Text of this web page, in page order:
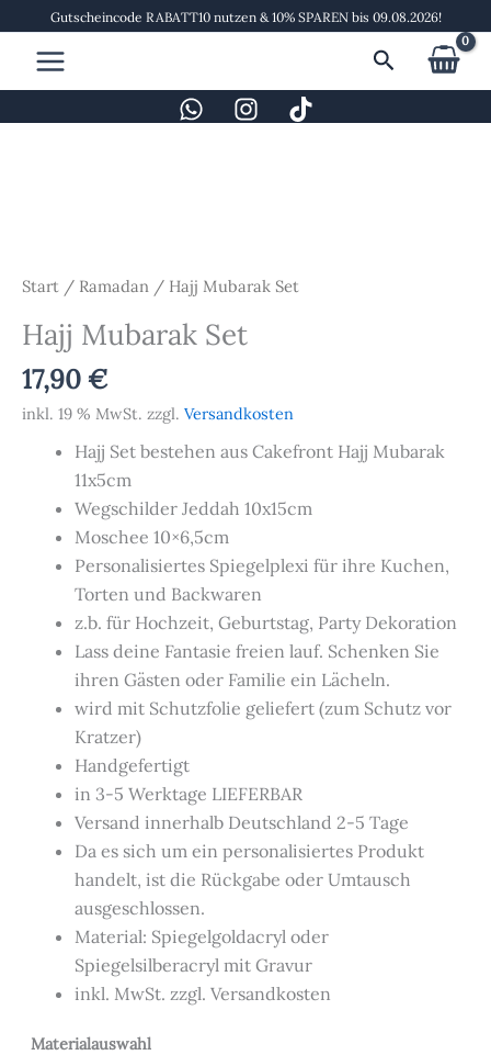
springen
Gutscheincode RABATT10 nutzen & 10% SPAREN bis 09.08.2026!
Suchen
Start / Ramadan / Hajj Mubarak Set
Hajj Mubarak Set
17,90€
inkl. 19 % MwSt. zzgl. Versandkosten
Hajj Set bestehen aus Cakefront Hajj Mubarak
11x5cm
Wegschilder Jeddah 10x15cm
Moschee 10×6,5cm
Personalisiertes Spiegelplexi für ihre Kuchen,
Torten und Backwaren
z.b. für Hochzeit, Geburtstag, Party Dekoration
Lass deine Fantasie freien lauf. Schenken Sie
ihren Gästen oder Familie ein Lächeln.
wird mit Schutzfolie geliefert (zum Schutz vor
Kratzer)
Handgefertigt
in 3-5 Werktage LIEFERBAR
Versand innerhalb Deutschland 2-5 Tage
Da es sich um ein personalisiertes Produkt
handelt, ist die Rückgabe oder Umtausch
ausgeschlossen.
Material: Spiegelgoldacryl oder
Spiegelsilberacryl mit Gravur
inkl. MwSt. zzgl. Versandkosten
Materialauswahl